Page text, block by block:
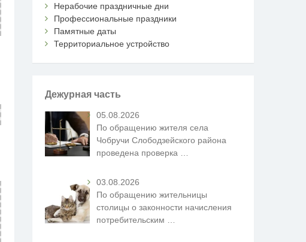
Нерабочие праздничные дни
Профессиональные праздники
Памятные даты
Территориальное устройство
Дежурная часть
05.08.2026
По обращению жителя села
Чобручи Слободзейского района
проведена проверка …
03.08.2026
По обращению жительницы
столицы о законности начисления
потребительским